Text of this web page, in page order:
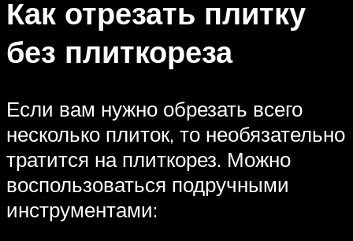
Как отрезать плитку
без плиткореза
Если вам нужно обрезать всего
несколько плиток, то необязательно
тратится на плиткорез. Можно
воспользоваться подручными
инструментами: